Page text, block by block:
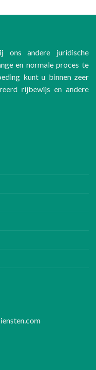
andere juridische
en normale proces te
kunt u binnen zeer
rijbewijs en andere